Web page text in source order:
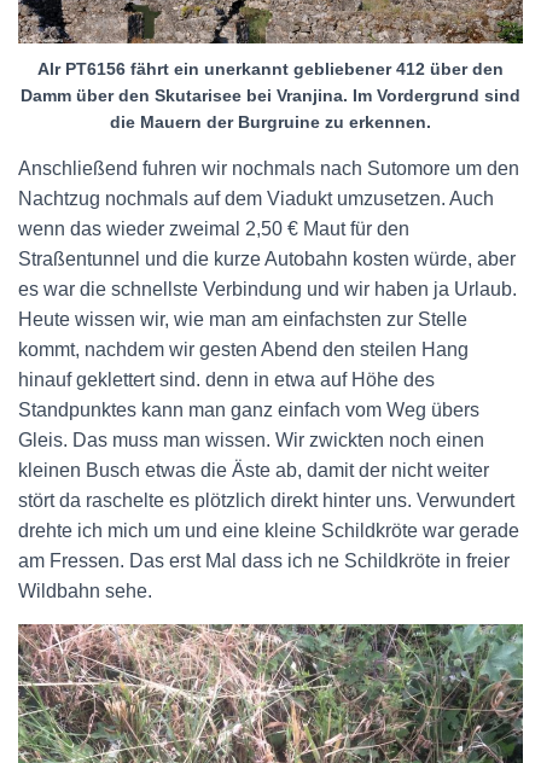
Alr PT6156 fährt ein unerkannt gebliebener 412 über den
Damm über den Skutarisee bei Vranjina. Im Vordergrund sind
die Mauern der Burgruine zu erkennen.
Anschließend fuhren wir nochmals nach Sutomore um den
Nachtzug nochmals auf dem Viadukt umzusetzen. Auch
wenn das wieder zweimal 2,50 € Maut für den
Straßentunnel und die kurze Autobahn kosten würde, aber
es war die schnellste Verbindung und wir haben ja Urlaub.
Heute wissen wir, wie man am einfachsten zur Stelle
kommt, nachdem wir gesten Abend den steilen Hang
hinauf geklettert sind. denn in etwa auf Höhe des
Standpunktes kann man ganz einfach vom Weg übers
Gleis. Das muss man wissen. Wir zwickten noch einen
kleinen Busch etwas die Äste ab, damit der nicht weiter
stört da raschelte es plötzlich direkt hinter uns. Verwundert
drehte ich mich um und eine kleine Schildkröte war gerade
am Fressen. Das erst Mal dass ich ne Schildkröte in freier
Wildbahn sehe.